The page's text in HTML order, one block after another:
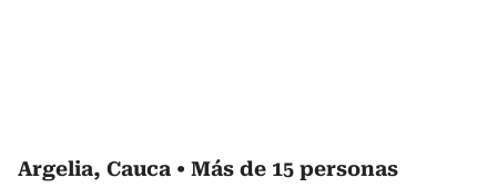
Argelia, Cauca
Más de 15 personas